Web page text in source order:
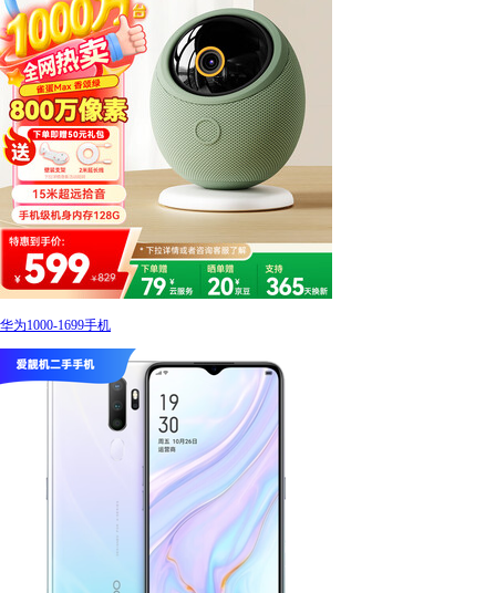
华为1000-1699手机